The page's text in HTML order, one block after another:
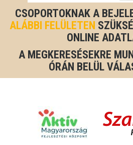
CSOPORTOKNAK A
ALÁBBI FELÜLETEN
ONLINE
A MEGKERESÉSEKRE
ÓRÁN BELÜL